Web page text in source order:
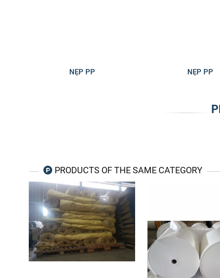
NẸP PP NẸP PP
PRODUCTS OF THE SAME CATEGORY